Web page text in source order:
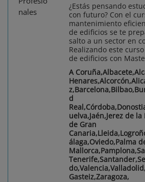
¿Estás pensando
con futuro? Con el
mantenimiento
de edificios se te
salto a un sector en
Realizando este
de edificios con
A
d
uelva,Jaén,Jerez de
de Gran
álaga,Oviedo,Palma
Gasteiz,Zaragoza,